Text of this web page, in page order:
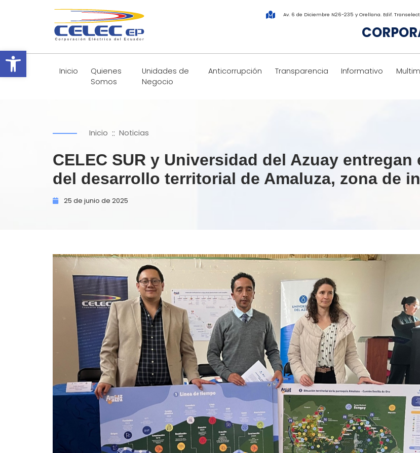
Abrir barra de herramientas
Av. 6 de Diciembre N26-235 y Orellana. Edif.
Inicio
Quienes
Somos
Unidades de
Negocio
Anticorrupción Transparencia Informativo
Inicio :: Noticias
CELEC SUR y Universidad del Azuay
del desarrollo territorial de Amaluza, zona de
25 de junio de 2025